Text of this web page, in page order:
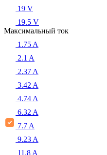
19 V
19.5 V
Максимальный ток
1.75 A
2.1 A
2.37 A
3.42 A
4.74 A
6.32 A
7.7 A
9.23 A
11.8 A